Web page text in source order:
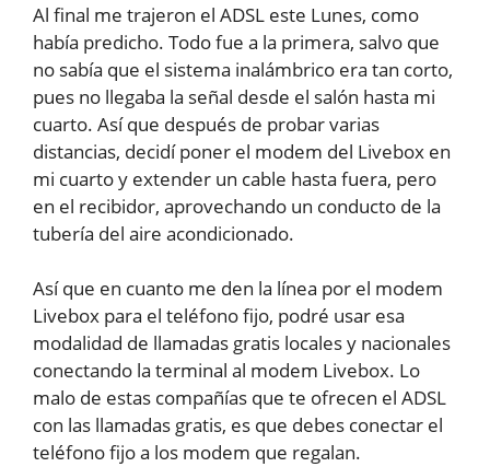
Al final me trajeron el ADSL este Lunes, como
había predicho. Todo fue a la primera, salvo que
no sabía que el sistema inalámbrico era tan corto,
pues no llegaba la señal desde el salón hasta mi
cuarto. Así que después de probar varias
distancias, decidí poner el modem del Livebox en
mi cuarto y extender un cable hasta fuera, pero
en el recibidor, aprovechando un conducto de la
tubería del aire acondicionado.
Así que en cuanto me den la línea por el modem
Livebox para el teléfono fijo, podré usar esa
modalidad de llamadas gratis locales y nacionales
conectando la terminal al modem Livebox. Lo
malo de estas compañías que te ofrecen el ADSL
con las llamadas gratis, es que debes conectar el
teléfono fijo a los modem que regalan.